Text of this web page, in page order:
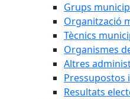
Grups
Organització
Tècnics
Organismes
Altres
Pressupostos
Resultats